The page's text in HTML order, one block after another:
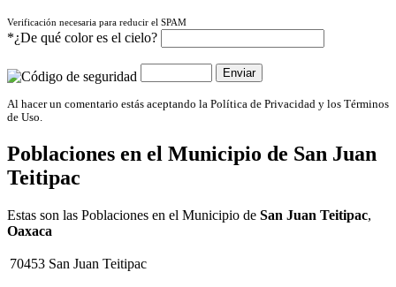
Verificación necesaria para reducir el SPAM
*¿De qué color es el cielo?
Al hacer un comentario estás aceptando la Política de Privacidad y los Términos
de Uso.
Poblaciones en el Municipio de San Juan
Teitipac
Estas son las Poblaciones en el Municipio de San Juan Teitipac,
Oaxaca
70453 San Juan Teitipac